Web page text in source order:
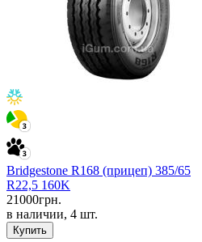
Bridgestone R168 (прицеп) 385/65
R22,5 160K
21000грн.
в наличии, 4 шт.
Купить